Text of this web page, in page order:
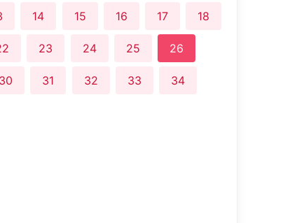
14 15 16 17 18
23 24 25 26
30 31 32 33 34